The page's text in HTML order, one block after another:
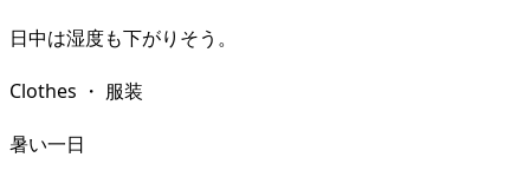
日中は湿度も下がりそう。
Clothes ・ 服装
暑い一日